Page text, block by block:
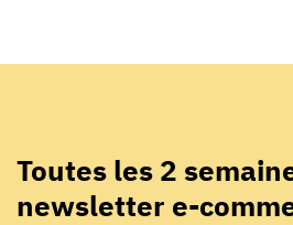
Toutes les 2
newsletter e-